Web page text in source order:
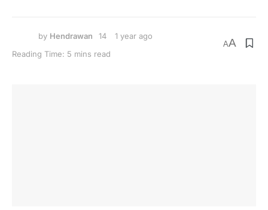
by Hendrawan
1 year ago
Reading Time: 5 mins read
AA